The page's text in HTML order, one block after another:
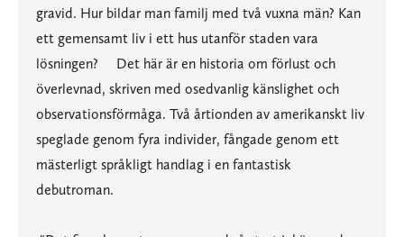
gravid. Hur bildar man familj med två vuxna män? Kan
ett gemensamt liv i ett hus utanför staden vara
lösningen? Det här är en historia om förlust och
överlevnad, skriven med osedvanlig känslighet och
observationsförmåga. Två årtionden av amerikanskt liv
speglade genom fyra individer, fångade genom ett
mästerligt språkligt handlag i en fantastisk
debutroman.